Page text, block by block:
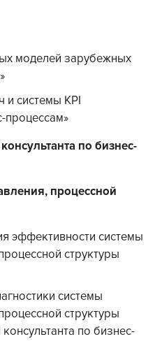
моделей зарубежных
и системы KPI
процессам»
по бизнес-
процессной
эффективности системы
структуры
системы
структуры
по бизнес-